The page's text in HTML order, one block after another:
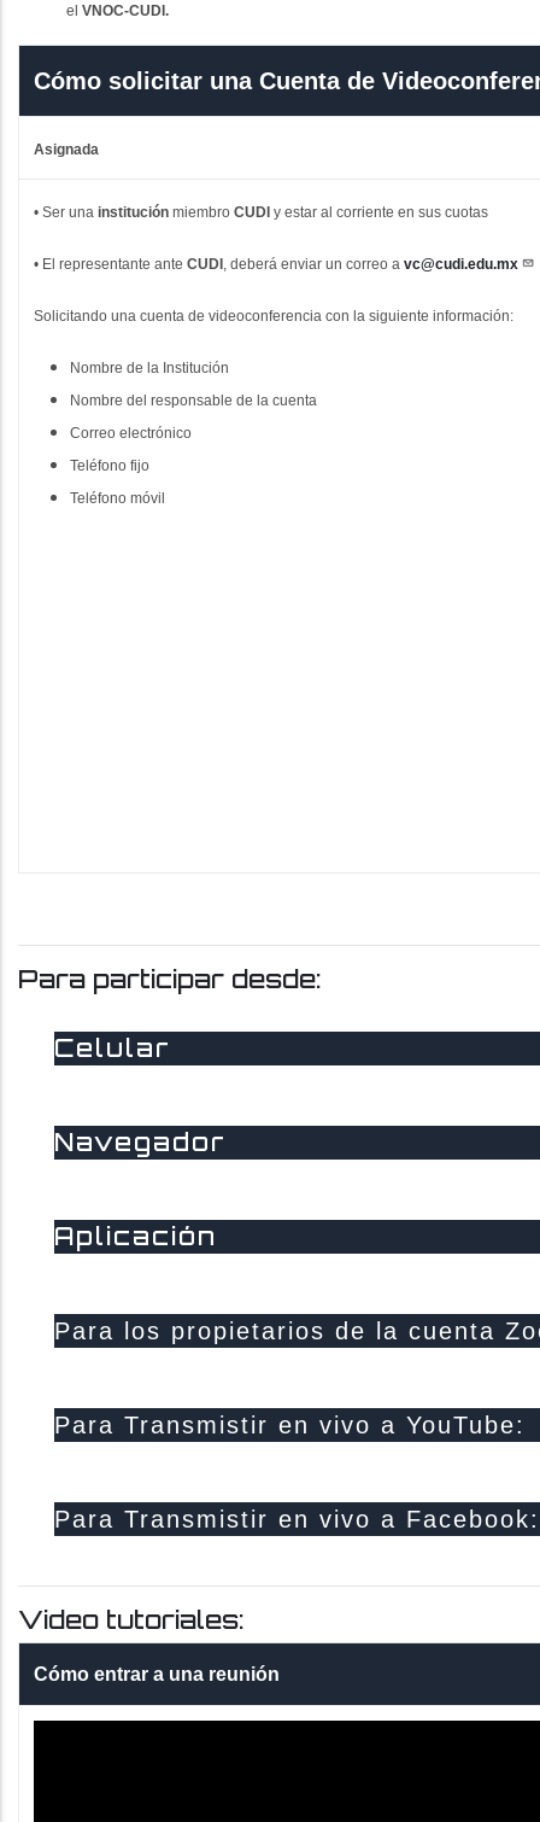
eventos/seminario-
el VNOC-CUDI.
Cómo solicitar una Cuenta de
Asignada
• Ser una institución miembro CUDI y estar al corriente en sus cuotas
• El representante ante CUDI , deberá enviar un correo a vc@cudi.edu.mx
Solicitando una cuenta de videoconferencia con la siguiente información:
Nombre de la Institución
Nombre del responsable de la cuenta
Correo electrónico
Teléfono fijo
Teléfono móvil
Para participar desde:
Celular
Navegador
Aplicación
Para los propietarios de la cuenta
Para Transmistir en vivo a YouTube:
Para Transmistir en vivo a Facebook:
Video tutoriales:
Cómo entrar a una reunión